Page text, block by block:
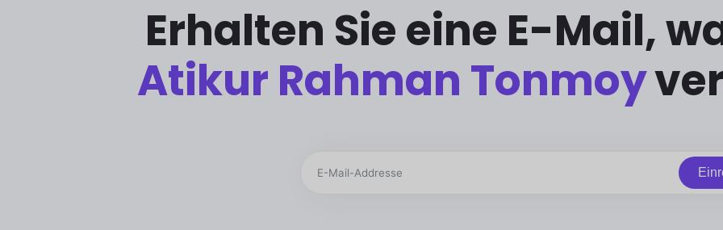
Erhalten Sie eine E-Mail,
Atikur Rahman Tonmoy